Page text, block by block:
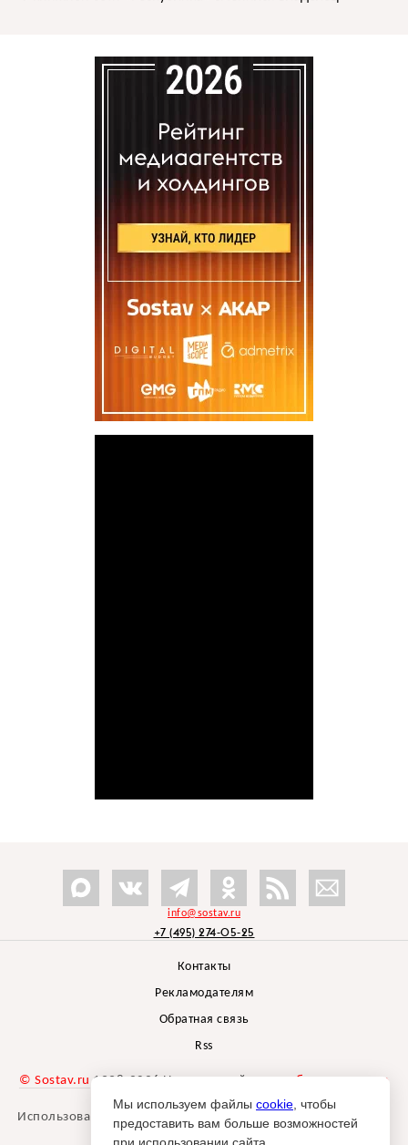
info@sostav.ru
+7 (495) 274-05-25
Контакты
Рекламодателям
Обратная связь
Rss
© Sostav.ru 1998-2026 Независимый проектбрендингового
агентства Depot
Использование материалов Sostav.ru допустимо только при
указании источника.
Мы используем файлы cookie , чтобы
предоставить вам больше возможностей